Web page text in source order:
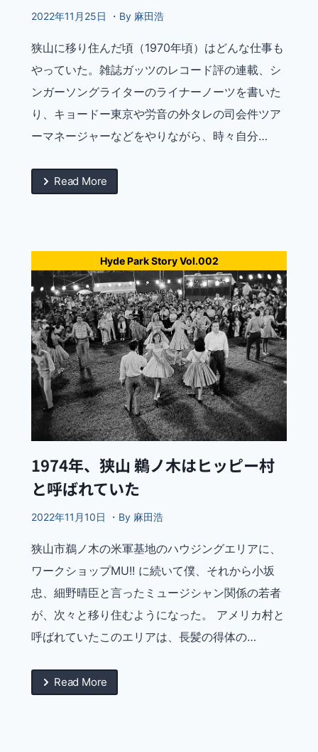
2022年11月25日 ・By 麻田浩
狭山に移り住んだ頃（1970年頃）はどんな仕事も
やっていた。雑誌ガッツのレコード評の連載、シ
ンガーソングライターのライナーノーツを書いた
り、キョードー東京や労音の外タレの司会件ツア
ーマネージャーなどをやりながら、時々自分…
Read More
Hyde Park Story Vol.002
1974年、狭山 鵜ノ木はヒッピー村
と呼ばれていた
2022年11月10日 ・By 麻田浩
狭山市鵜ノ木の米軍基地のハウジングエリアに、
ワークショップMU!! に続いて僕、それから小坂
忠、細野晴臣と言ったミュージシャン関係の若者
が、次々と移り住むようになった。 アメリカ村と
呼ばれていたこのエリアは、長髪の得体の…
Read More